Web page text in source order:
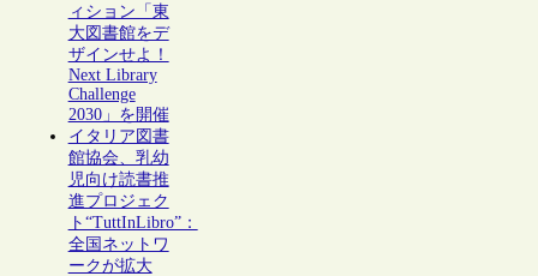
ィション「東
大図書館をデ
ザインせよ！
Next Library
Challenge
2030」を開催
イタリア図書
館協会、乳幼
児向け読書推
進プロジェク
ト“TuttInLibro”：
全国ネットワ
ークが拡大